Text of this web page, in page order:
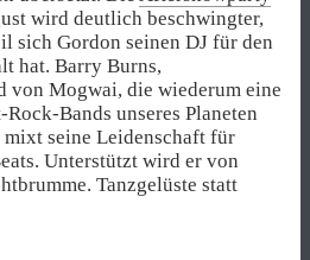
wird deutlich beschwingter,
sich Gordon seinen DJ für den
hat. Barry Burns,
Mogwai, die wiederum eine
Bands unseres Planeten
seine Leidenschaft für
Unterstützt wird er von
Tanzgelüste statt